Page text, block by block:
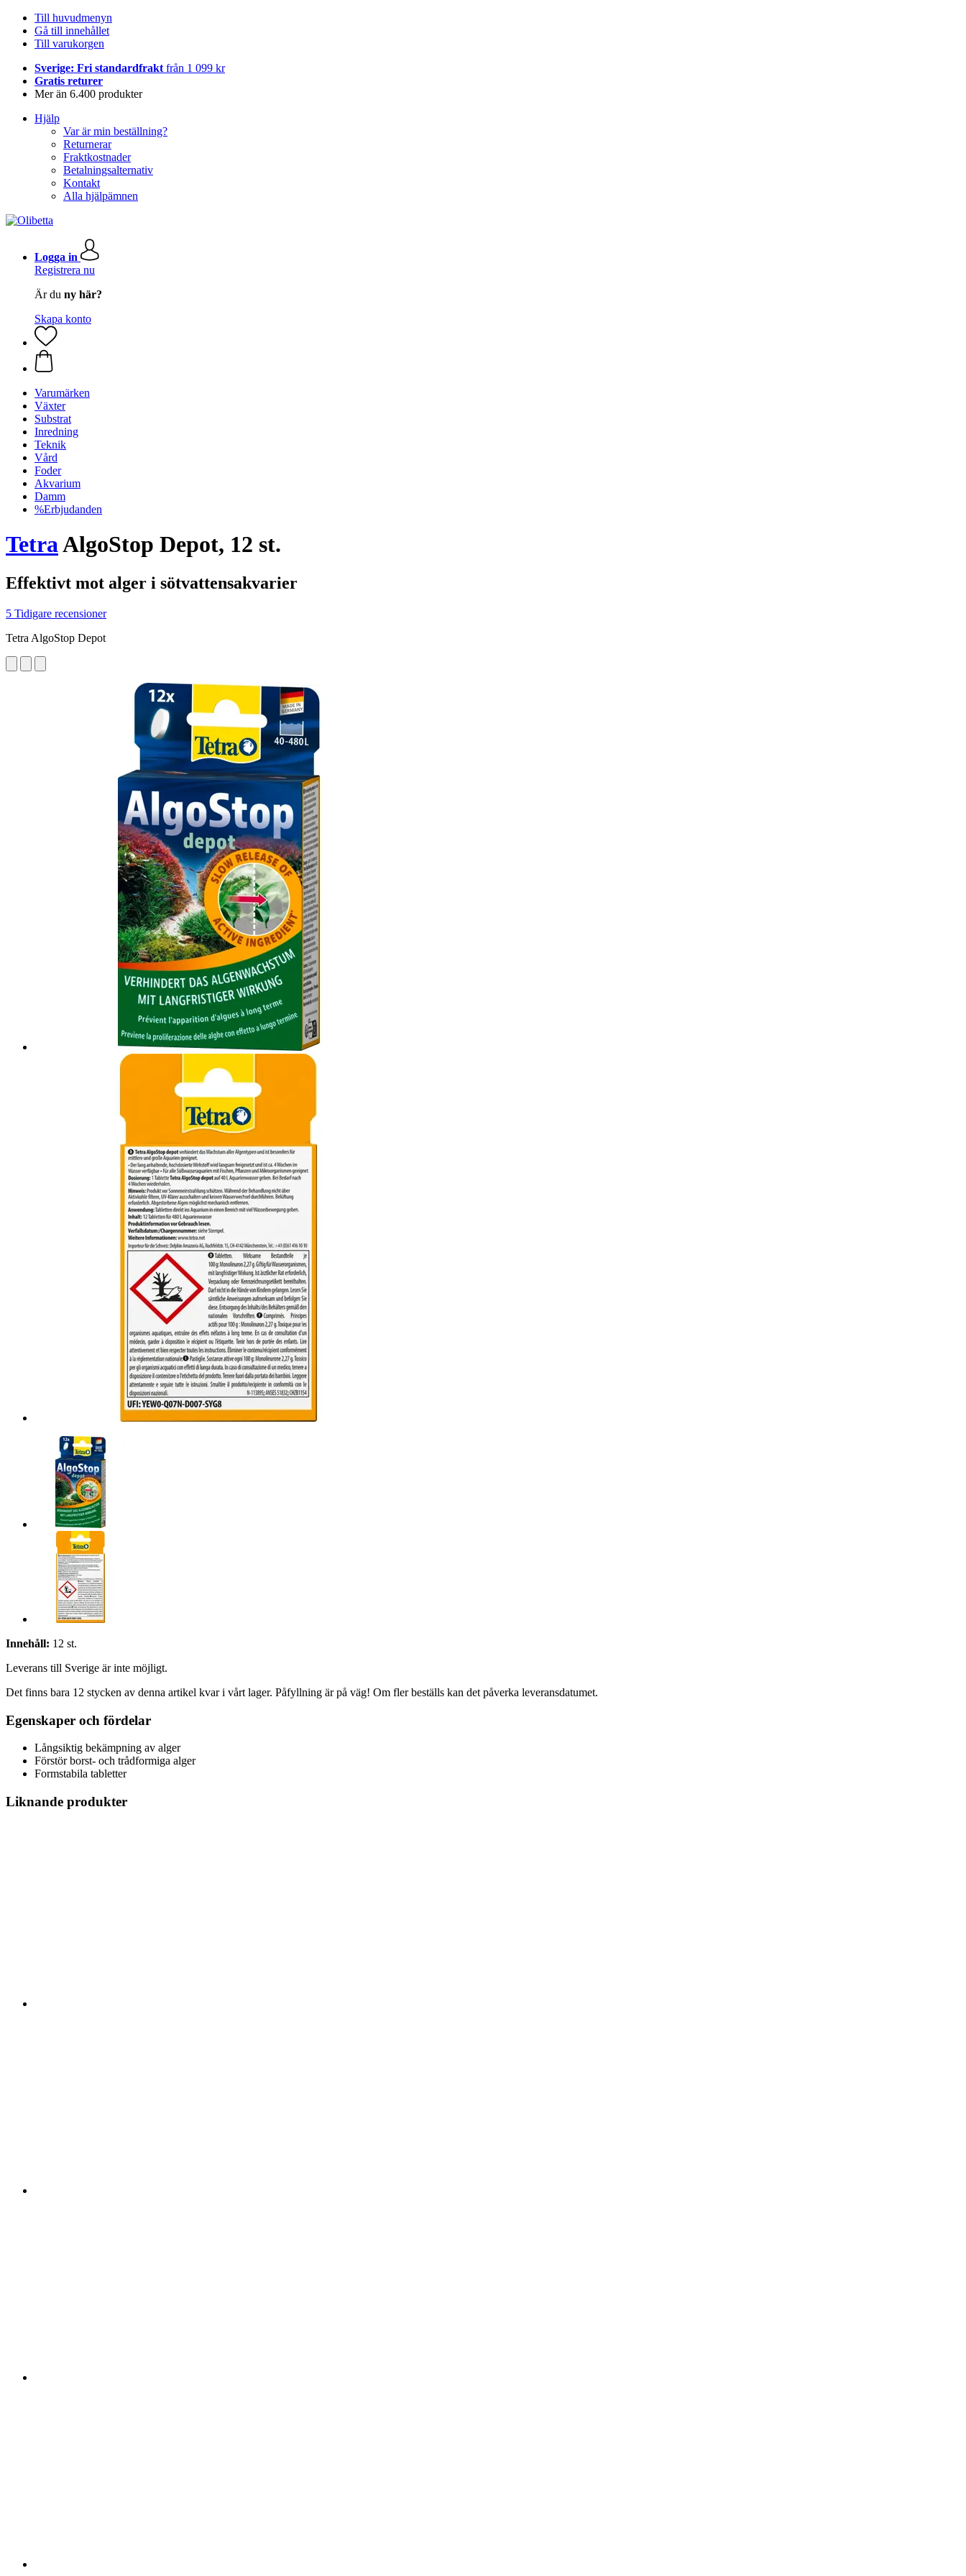
Till huvudmenyn
Gå till innehållet
Till varukorgen
Sverige: Fri standardfrakt från 1 099 kr
Gratis returer
Mer än 6.400 produkter
Hjälp
Var är min beställning?
Returnerar
Fraktkostnader
Betalningsalternativ
Kontakt
Alla hjälpämnen
Logga in
Registrera nu
Är du ny här?
Skapa konto
Varumärken
Växter
Substrat
Inredning
Teknik
Vård
Foder
Akvarium
Damm
%Erbjudanden
TetraAlgoStop Depot, 12 st.
Effektivt mot alger i sötvattensakvarier
5 Tidigare recensioner
Tetra AlgoStop Depot
Innehåll: 12 st.
Leverans till Sverige är inte möjligt.
Det finns bara 12 stycken av denna artikel kvar i vårt lager. Påfyllning är på väg! Om fler beställs kan det påverka leveransdatumet.
Egenskaper och fördelar
Långsiktig bekämpning av alger
Förstör borst- och trådformiga alger
Formstabila tabletter
Liknande produkter